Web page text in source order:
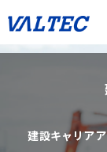
建設キャリア